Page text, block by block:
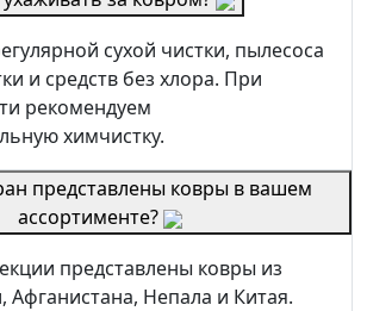
сухой чистки, пылесоса
и средств без хлора. При
рекомендуем
химчистку.
представлены ковры в вашем
ассортименте?
представлены ковры из
Афганистана, Непала и Китая.